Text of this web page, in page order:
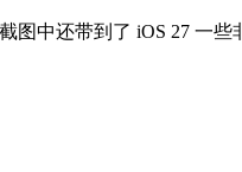
中还带到了 iOS 27 一些